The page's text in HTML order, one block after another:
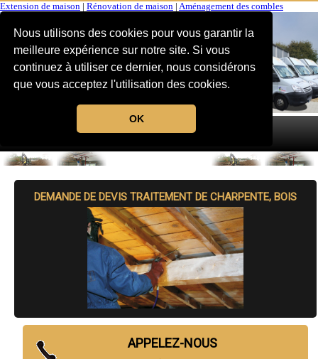
Nous utilisons des cookies pour vous garantir la
meilleure expérience sur notre site. Si vous
continuez à utiliser ce dernier, nous considérons
que vous acceptez l'utilisation des cookies.
OK
Extension de maison Rénovation de maison Aménagement des combles
MENU
DEMANDE DE DEVIS TRAITEMENT DE CHARPENTE, BOIS
APPELEZ-NOUS